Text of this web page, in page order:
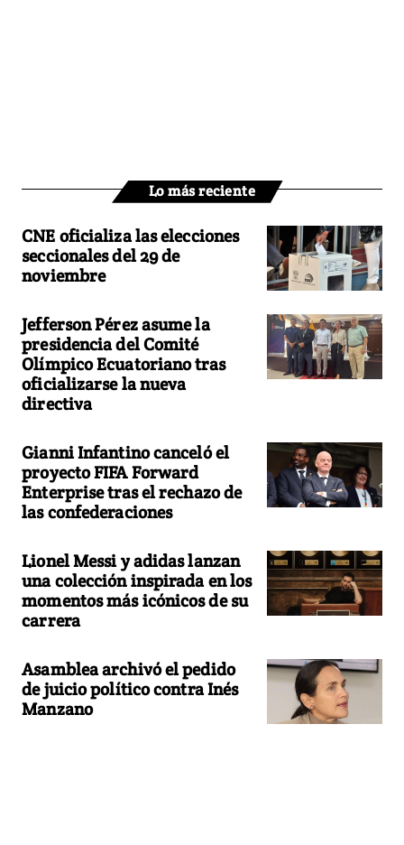
Lo más reciente
CNE oficializa las elecciones
seccionales del 29 de
noviembre
Jefferson Pérez asume la
presidencia del Comité
Olímpico Ecuatoriano tras
oficializarse la nueva
directiva
Gianni Infantino canceló el
proyecto FIFA Forward
Enterprise tras el rechazo de
las confederaciones
Lionel Messi y adidas lanzan
una colección inspirada en los
momentos más icónicos de su
carrera
Asamblea archivó el pedido
de juicio político contra Inés
Manzano